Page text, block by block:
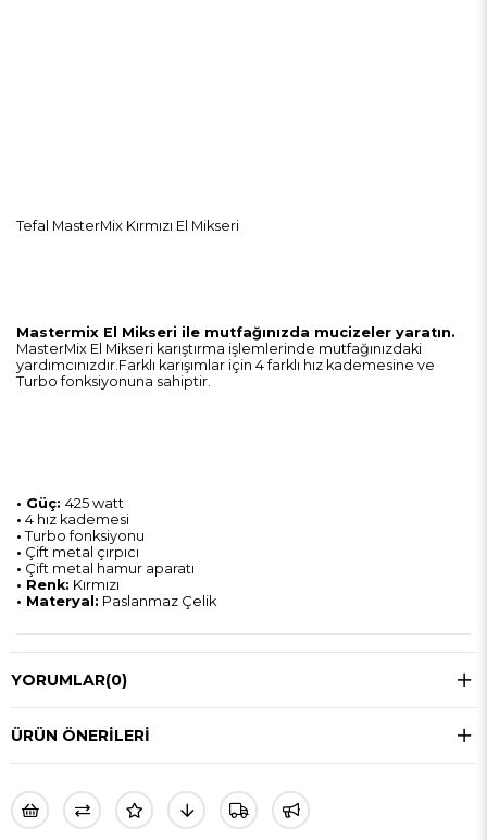
Tefal MasterMix Kırmızı El Mikseri
Mastermix El Mikseri ile mutfağınızda mucizeler yaratın.
MasterMix El Mikseri karıştırma işlemlerinde mutfağınızdaki
yardımcınızdır.Farklı karışımlar için 4 farklı hız kademesine ve
Turbo fonksiyonuna sahiptir.
• Güç: 425 watt
• 4 hız kademesi
• Turbo fonksiyonu
• Çift metal çırpıcı
• Çift metal hamur aparatı
• Renk: Kırmızı
• Materyal: Paslanmaz Çelik
YORUMLAR(0)
ÜRÜN ÖNERILERI